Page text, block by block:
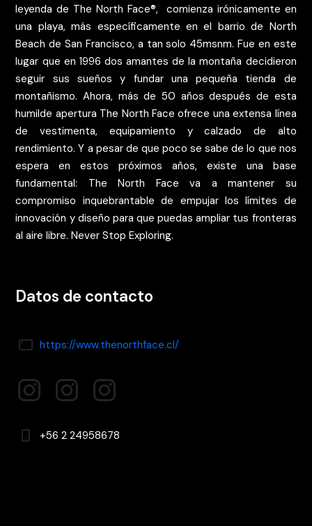
leyenda de The North Face®,
comienza irónicamente en
una playa, más específicamente en el barrio de North
Beach de San Francisco, a tan solo 45msnm. Fue en este
lugar que en 1996 dos amantes de la montaña decidieron
seguir sus sueños y fundar una pequeña tienda de
montañismo. Ahora, más de 50 años después de esta
humilde apertura The North Face ofrece una extensa línea
de vestimenta, equipamiento y calzado de alto
rendimiento. Y a pesar de que poco se sabe de lo que nos
espera en estos próximos años, existe una base
fundamental: The North Face va a mantener su
compromiso inquebrantable de empujar los límites de
innovación y diseño para que puedas ampliar tus fronteras
al aire libre. Never Stop Exploring.
Datos de contacto
https://www.thenorthface.cl/
https://www.facebook.com/tnfchile
https://www.youtube.com/user/thenorthfacechile
https://www.instagram.com/
+56 2 24958678